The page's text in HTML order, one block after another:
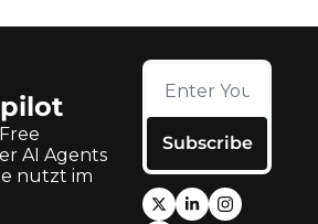
AI Agents
nutzt im
Subscribe